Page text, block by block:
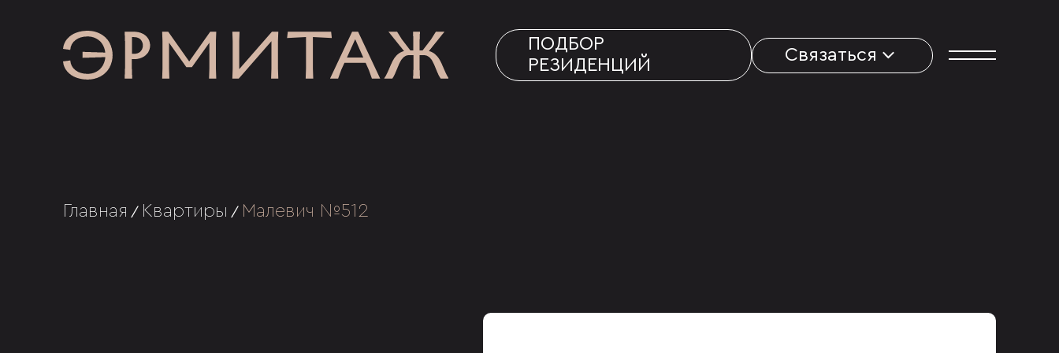
ПОДБОР
РЕЗИДЕНЦИЙ
Связаться
Главная / Квартиры / Малевич №512